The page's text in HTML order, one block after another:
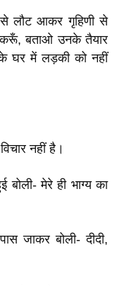
लौट आकर गृहिणी से
करूँ, बताओ उनके तैयार
के घर में लड़की को नहीं
नहीं है।
बोली- मेरे ही भाग्य का
जाकर बोली- दीदी,